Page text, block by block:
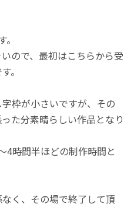
ので、最初はこちらから受
。
枠が小さいですが、その
た分素晴らしい作品となり
4時間半ほどの制作時間と
く、その場で終了して頂